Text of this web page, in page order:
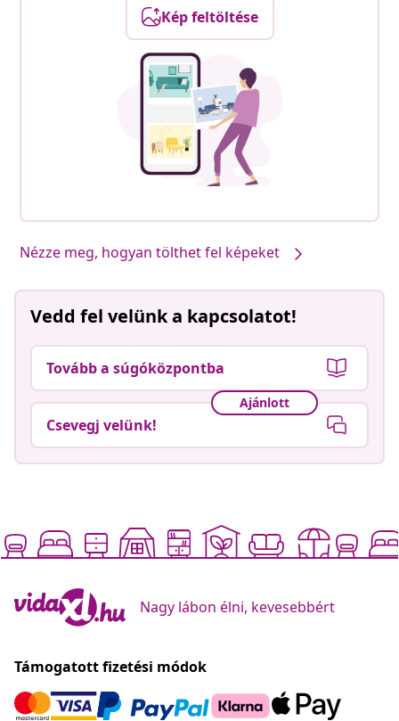
Kép feltöltése
Nézze meg, hogyan tölthet fel képeket
Vedd fel velünk a kapcsolatot!
Tovább a súgóközpontba
Ajánlott
Csevegj velünk!
Nagy lábon élni, kevesebbért
Támogatott fizetési módok